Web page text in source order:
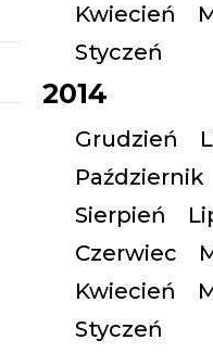
Kwiecień
Styczeń
2014
Grudzień
Październik
Sierpień
Czerwiec
Kwiecień
Styczeń